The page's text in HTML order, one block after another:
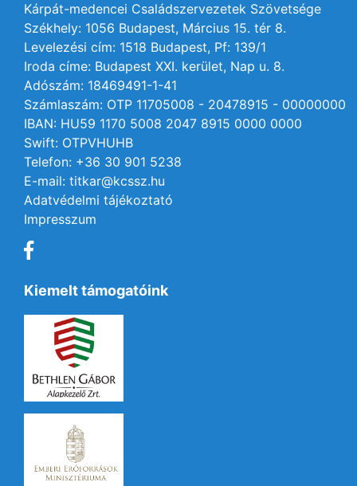
Kárpát-medencei Családszervezetek Szövetsége
Székhely: 1056 Budapest, Március 15. tér 8.
Levelezési cím: 1518 Budapest, Pf: 139/1
Iroda címe: Budapest XXI. kerület, Nap u. 8.
Adószám: 18469491-1-41
Számlaszám: OTP 11705008 - 20478915 - 00000000
IBAN: HU59 1170 5008 2047 8915 0000 0000
Swift: OTPVHUHB
Telefon: +36 30 901 5238
E-mail: titkar@kcssz.hu
Adatvédelmi tájékoztató
Impresszum
Kiemelt támogatóink